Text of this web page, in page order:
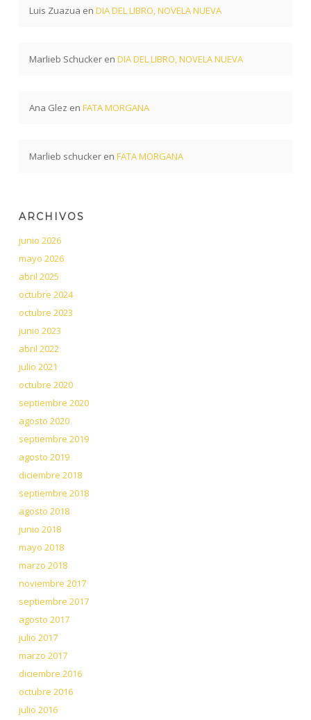
Luis Zuazua en DIA DEL LIBRO, NOVELA NUEVA
Marlieb Schuckeren DIA DEL LIBRO, NOVELA NUEVA
Ana Glez en FATA MORGANA
Marlieb schuckeren FATA MORGANA
ARCHIVOS
junio 2026
mayo 2026
abril 2025
octubre 2024
octubre 2023
junio 2023
abril 2022
julio 2021
octubre 2020
septiembre 2020
agosto 2020
septiembre 2019
agosto 2019
diciembre 2018
septiembre 2018
agosto 2018
junio 2018
mayo 2018
marzo 2018
noviembre 2017
septiembre 2017
agosto 2017
julio 2017
marzo 2017
diciembre 2016
octubre 2016
julio 2016